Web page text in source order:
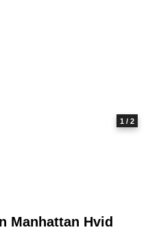
1 / 2
Manhattan Hvid